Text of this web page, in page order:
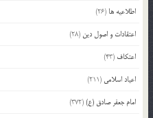
اطلاعیه ها (26)
اعتقادات و اصول دین (28)
اعتکاف (43)
اعیاد اسلامی (211)
امام جعفر صادق (ع)(372)